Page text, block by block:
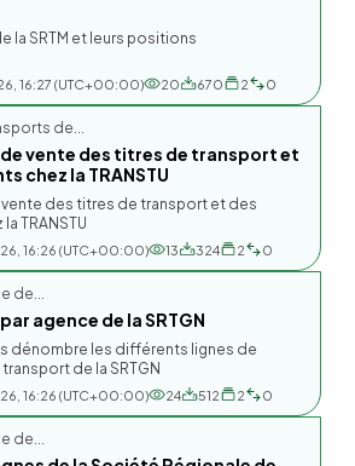
la SRTM et leurs positions
16:27 (UTC+00:00) 20 670 2 0
de...
vente des titres de transport et
chez la TRANSTU
des titres de transport et des
TRANSTU
16:26 (UTC+00:00) 13 324 2 0
de...
agence de la SRTGN
dénombre les différents lignes de
de la SRTGN
16:26 (UTC+00:00) 24 512 2 0
de...